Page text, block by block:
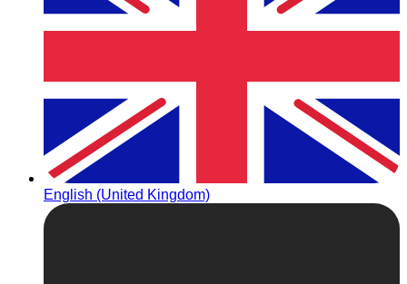
English (United Kingdom)